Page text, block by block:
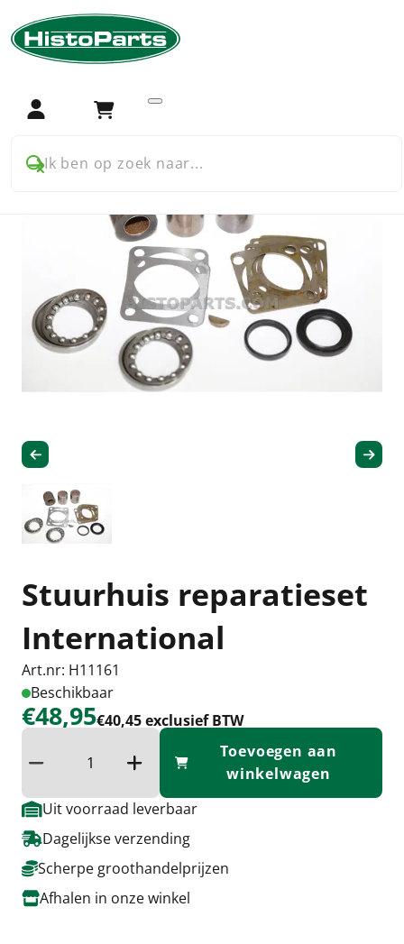
Login Winkelwagen
Ik ben op zoek naar...
Home Trekker onderdelen
International B250 en B275
Stuurhuis reparatieset International
Stuurhuis reparatieset
International
Art.nr: H11161
Beschikbaar
€48,95€40,45 exclusief BTW
Verminder hoeveelheidVerhoog de hoeveelheid
Toevoegen aan
winkelwagen
Uit voorraad leverbaar
Dagelijkse verzending
Scherpe groothandelprijzen
Afhalen in onze winkel